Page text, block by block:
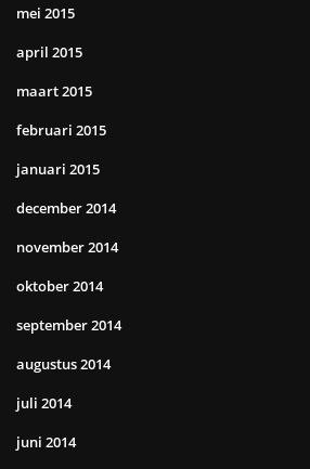
mei 2015
april 2015
maart 2015
februari 2015
januari 2015
december 2014
november 2014
oktober 2014
september 2014
augustus 2014
juli 2014
juni 2014